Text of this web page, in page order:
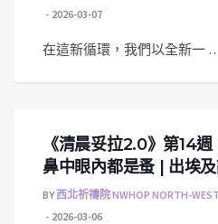
2026-03-07
在這新循環，我們以全新一
《清晨妥拉2.0》第14
鼻中眼內都是蚤 | 出埃
BY西北祈禱院 NWHOP NORTH-WEST
2026-03-06